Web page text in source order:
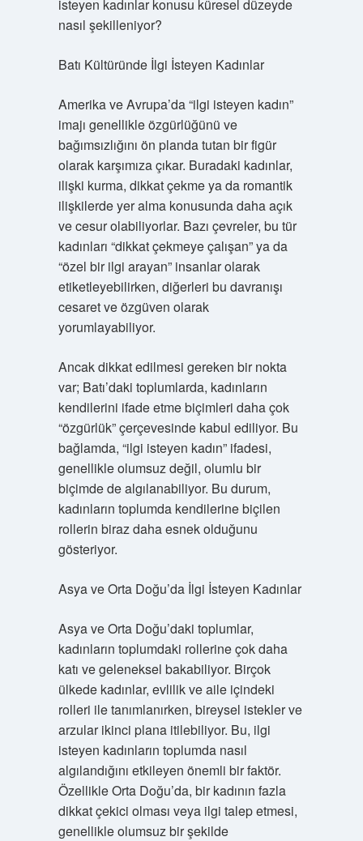
isteyen kadınlar konusu küresel düzeyde
nasıl şekilleniyor?
Batı Kültüründe İlgi İsteyen Kadınlar
Amerika ve Avrupa’da “ilgi isteyen kadın”
imajı genellikle özgürlüğünü ve
bağımsızlığını ön planda tutan bir figür
olarak karşımıza çıkar. Buradaki kadınlar,
ilişki kurma, dikkat çekme ya da romantik
ilişkilerde yer alma konusunda daha açık
ve cesur olabiliyorlar. Bazı çevreler, bu tür
kadınları “dikkat çekmeye çalışan” ya da
“özel bir ilgi arayan” insanlar olarak
etiketleyebilirken, diğerleri bu davranışı
cesaret ve özgüven olarak
yorumlayabiliyor.
Ancak dikkat edilmesi gereken bir nokta
var; Batı’daki toplumlarda, kadınların
kendilerini ifade etme biçimleri daha çok
“özgürlük” çerçevesinde kabul ediliyor. Bu
bağlamda, “ilgi isteyen kadın” ifadesi,
genellikle olumsuz değil, olumlu bir
biçimde de algılanabiliyor. Bu durum,
kadınların toplumda kendilerine biçilen
rollerin biraz daha esnek olduğunu
gösteriyor.
Asya ve Orta Doğu’da İlgi İsteyen Kadınlar
Asya ve Orta Doğu’daki toplumlar,
kadınların toplumdaki rollerine çok daha
katı ve geleneksel bakabiliyor. Birçok
ülkede kadınlar, evlilik ve aile içindeki
rolleri ile tanımlanırken, bireysel istekler ve
arzular ikinci plana itilebiliyor. Bu, ilgi
isteyen kadınların toplumda nasıl
algılandığını etkileyen önemli bir faktör.
Özellikle Orta Doğu’da, bir kadının fazla
dikkat çekici olması veya ilgi talep etmesi,
genellikle olumsuz bir şekilde